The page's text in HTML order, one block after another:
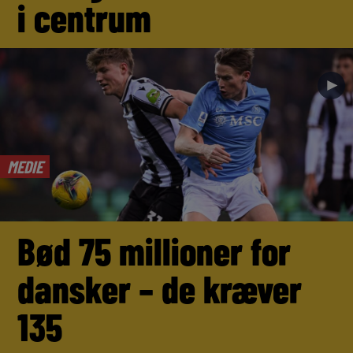
i centrum
MEDIE
►
Bød 75 millioner for
dansker – de kræver
135